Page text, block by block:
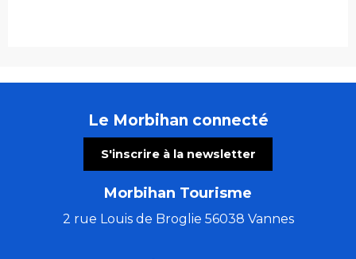
Le Morbihan connecté
S'inscrire à la newsletter
Morbihan Tourisme
2 rue Louis de Broglie 56038 Vannes